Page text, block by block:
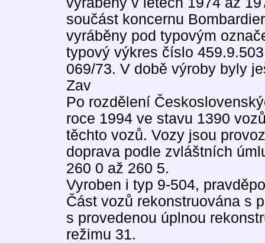
součást koncernu
vyráběny pod typovým
typový výkres číslo
069/73. V době výroby byly
Zav
Po rozdělení
roce 1994 ve stavu 1390
těchto vozů. Vozy jsou
doprava podle zvláštních
260 0 až 260 5.
Vyroben i typ 9-504,
Část vozů rekonstruována s
s provedenou úplnou
režimu 31.